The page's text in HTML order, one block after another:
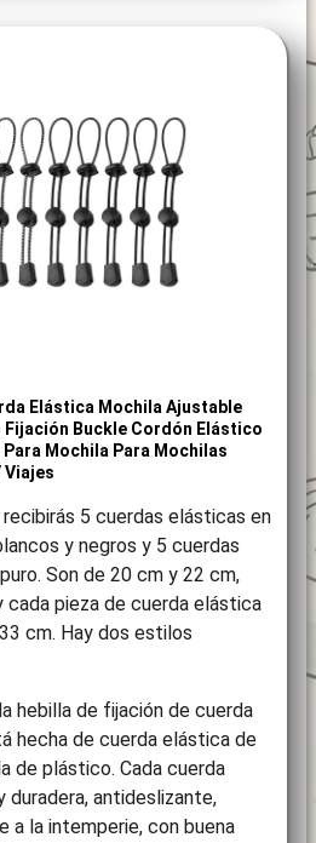
Elástica Mochila Ajustable
Buckle Cordón Elástico
Mochila Para Mochilas
Viajes
5 cuerdas elásticas en
y negros y 5 cuerdas
Son de 20 cm y 22 cm,
pieza de cuerda elástica
cm. Hay dos estilos
hebilla de fijación de cuerda
hecha de cuerda elástica de
de plástico. Cada cuerda
antideslizante,
a la intemperie, con buena